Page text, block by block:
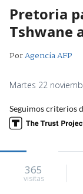
Pretoria
Tshwane
PorAgencia AFP
Martes 22
Seguimos criterios
365
visitas